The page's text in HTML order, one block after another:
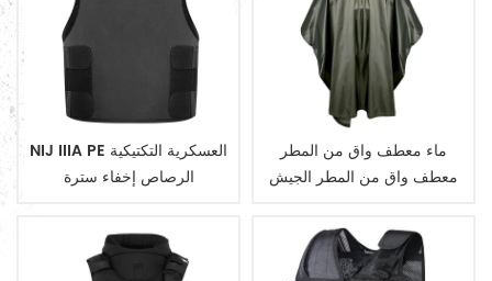
NIJ IIIA PE العسكرية التكتيكية
الرصاص إخفاء سترة
ماء معطف واق من المطر
معطف واق من المطر الجيش